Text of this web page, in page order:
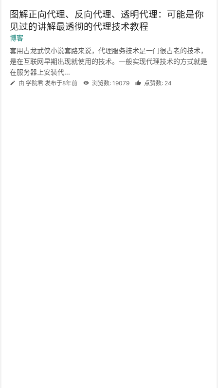
图解正向代理、反向代理、透明代理：可能是你
见过的讲解最透彻的代理技术教程
博客
套用古龙武侠小说套路来说，代理服务技术是一门很古老的技术，
是在互联网早期出现就使用的技术。一般实现代理技术的方式就是
在服务器上安装代...
由 学院君 发布于8年前 浏览数: 19079 点赞数: 24